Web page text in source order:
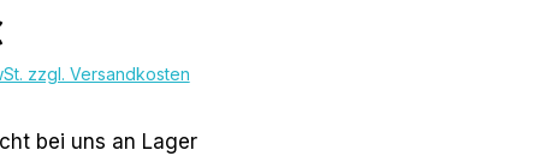
zzgl. Versandkosten
bei uns an Lager